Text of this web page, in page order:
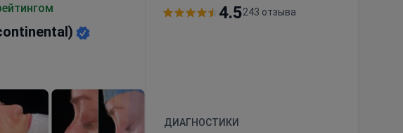
4.5243 отзыва
ДИАГНОСТИКИ